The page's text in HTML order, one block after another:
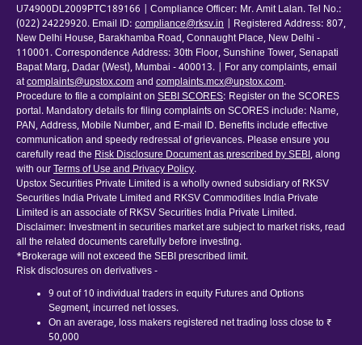
U74900DL2009PTC189166 | Compliance Officer: Mr. Amit Lalan. Tel No.:
(022) 24229920. Email ID: compliance@rksv.in
| Registered Address: 807,
New Delhi House, Barakhamba Road, Connaught Place, New Delhi -
110001. Correspondence Address: 30th Floor, Sunshine Tower, Senapati
Bapat Marg, Dadar (West), Mumbai - 400013. | For any complaints, email
atcomplaints@upstox.comand complaints.mcx@upstox.com.
Procedure to file a complaint on SEBI SCORES: Register on the SCORES
portal. Mandatory details for filing complaints on SCORES include: Name,
PAN, Address, Mobile Number, and E-mail ID. Benefits include effective
communication and speedy redressal of grievances. Please ensure you
carefully read the Risk Disclosure Document as prescribed by SEBI, along
with ourTerms of Use and Privacy Policy.
Upstox Securities Private Limited is a wholly owned subsidiary of RKSV
Securities India Private Limited and RKSV Commodities India Private
Limited is an associate of RKSV Securities India Private Limited.
Disclaimer: Investment in securities market are subject to market risks, read
all the related documents carefully before investing.
*Brokerage will not exceed the SEBI prescribed limit.
Risk disclosures on derivatives -
9 out of 10 individual traders in equity Futures and Options
Segment, incurred net losses.
On an average, loss makers registered net trading loss close to ₹
50,000